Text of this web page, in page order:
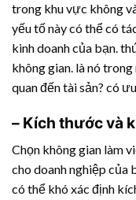
trong khu vực không
yếu tố này có thể có
kinh doanh của bạn.
không gian. là nó
quan đến tài sản? có
– Kích thước và
Chọn không gian làm
cho doanh nghiệp của
có thể khó xác định